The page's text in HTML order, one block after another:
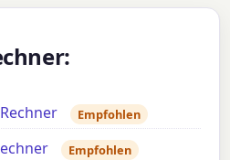
Empfohlen
Empfohlen